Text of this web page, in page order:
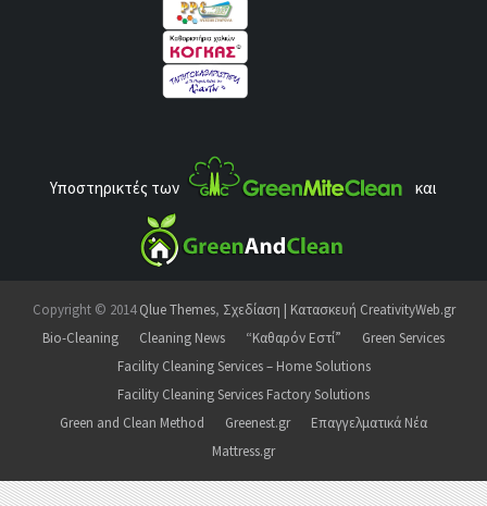
Υποστηρικτές των και
Copyright © 2014Qlue Themes, Σχεδίαση | Κατασκευή CreativityWeb.gr
Bio-Cleaning
Cleaning News “Καθαρόν Εστί”
Green Services
Facility Cleaning Services – Home Solutions
Facility Cleaning Services Factory Solutions
Green and Clean Method
Greenest.gr
Επαγγελματικά Νέα
Mattress.gr